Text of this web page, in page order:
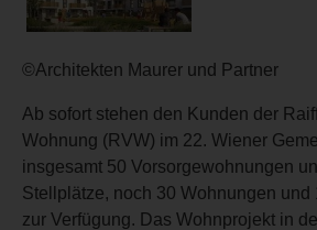
©Architekten Maurer und Partner
Ab sofort stehen den Kunden der
Wohnung (RVW) im 22. Wiener
insgesamt 50 Vorsorgewohnungen
Stellplätze, noch 30 Wohnungen und
zur Verfügung. Das Wohnprojekt in